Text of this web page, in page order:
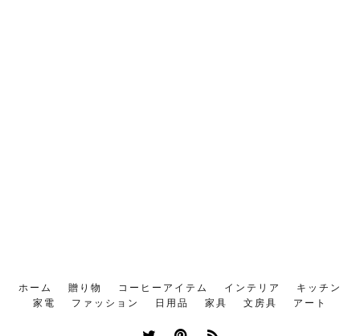
ホーム 贈り物 コーヒーアイテム インテリア
キッチン
家電
ファッション 日用品 家具 文房具 アート